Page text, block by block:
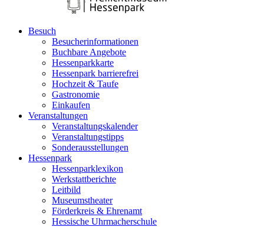
Besuch
Besucherinformationen
Buchbare Angebote
Hessenparkkarte
Hessenpark barrierefrei
Hochzeit & Taufe
Gastronomie
Einkaufen
Veranstaltungen
Veranstaltungskalender
Veranstaltungstipps
Sonderausstellungen
Hessenpark
Hessenparklexikon
Werkstattberichte
Leitbild
Museumstheater
Förderkreis & Ehrenamt
Hessische Uhrmacherschule